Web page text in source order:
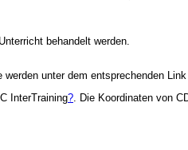
behandelt werden.
werden unter dem entsprechenden
InterTraining?. Die Koordinaten von